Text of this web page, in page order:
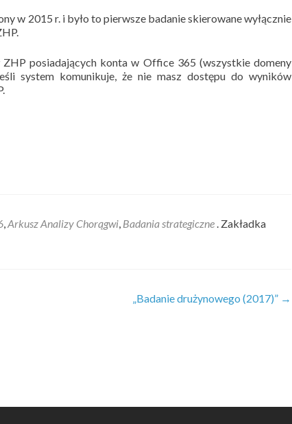
w 2015 r. i było to pierwsze badanie skierowane wyłącznie
posiadających konta w Office 365 (wszystkie domeny
system komunikuje, że nie masz dostępu do wyników
,Arkusz Analizy Chorągwi, Badania strategiczne . Zakładka
„Badanie drużynowego (2017)” →